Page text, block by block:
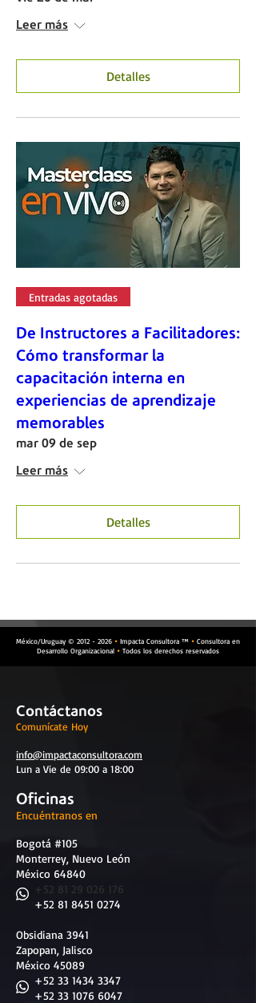
Leer más
Detalles
Entradas agotadas
De Instructores a Facilitadores:
Cómo transformar la
capacitación interna en
experiencias de aprendizaje
memorables
mar 09 de sep
Leer más
Detalles
México/Uruguay © 2012 - 2026  Impacta Consultora ™  Consultora en
Desarrollo Organizacional  Todos los derechos reservados
Contáctanos
Comunícate Hoy
info@impactaconsultora.com
Lun a Vie de 09:00 a 18:00
Oficinas
Encuéntranos en
Bogotá #105
Monterrey, Nuevo León
México 64840
​
+52 81 29 026 176
+52 81 8451 0274
Obsidiana 3941
Zapopan, Jalisco
México 45089
+52 33 1434 3347
+52 33 1076 6047